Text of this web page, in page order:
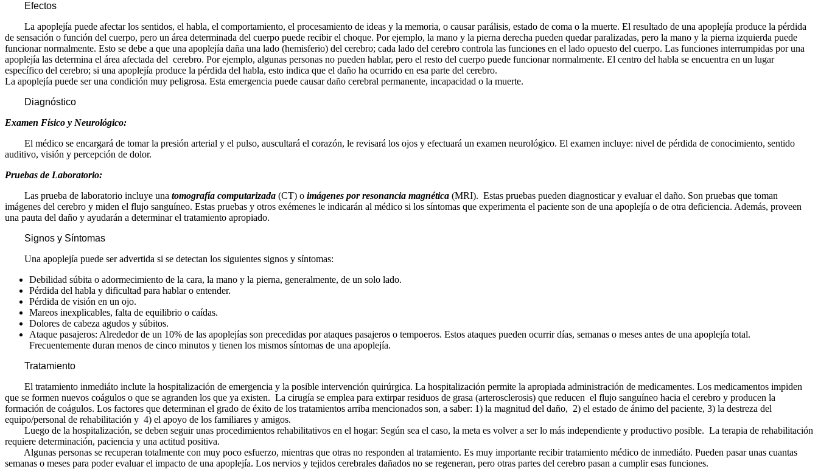
Efectos
La apoplejía puede afectar los sentidos, el habla, el comportamiento, el procesamiento de ideas y la memoria, o causar parálisis, estado de coma o la muerte. El resultado de una apoplejía produce la pérdida
de sensación o función del cuerpo, pero un área determinada del cuerpo puede recibir el choque. Por ejemplo, la mano y la pierna derecha pueden quedar paralizadas, pero la mano y la pierna izquierda puede
funcionar normalmente. Esto se debe a que una apoplejía daña una lado (hemisferio) del cerebro; cada lado del cerebro controla las funciones en el lado opuesto del cuerpo. Las funciones interrumpidas por una
apoplejía las determina el área afectada del cerebro. Por ejemplo, algunas personas no pueden hablar, pero el resto del cuerpo puede funcionar normalmente. El centro del habla se encuentra en un lugar
específico del cerebro; si una apoplejía produce la pérdida del habla, esto indica que el daño ha ocurrido en esa parte del cerebro.
La apoplejía puede ser una condición muy peligrosa. Esta emergencia puede causar daño cerebral permanente, incapacidad o la muerte.
Diagnóstico
Examen Físico y Neurológico:
El médico se encargará de tomar la presión arterial y el pulso, auscultará el corazón, le revisará los ojos y efectuará un examen neurológico. El examen incluye: nivel de pérdida de conocimiento, sentido
auditivo, visión y percepción de dolor.
Pruebas de Laboratorio:
Las prueba de laboratorio incluye una tomografía computarizada (CT) o imágenes por resonancia magnética (MRI). Estas pruebas pueden diagnosticar y evaluar el daño. Son pruebas que toman
imágenes del cerebro y miden el flujo sanguíneo. Estas pruebas y otros exémenes le indicarán al médico si los síntomas que experimenta el paciente son de una apoplejía o de otra deficiencia. Además, proveen
una pauta del daño y ayudarán a determinar el tratamiento apropiado.
Signos y Síntomas
Una apoplejía puede ser advertida si se detectan los siguientes signos y síntomas:
Debilidad súbita o adormecimiento de la cara, la mano y la pierna, generalmente, de un solo lado.
Pérdida del habla y dificultad para hablar o entender.
Pérdida de visión en un ojo.
Mareos inexplicables, falta de equilibrio o caídas.
Dolores de cabeza agudos y súbitos.
Ataque pasajeros: Alrededor de un 10% de las apoplejías son precedidas por ataques pasajeros o tempoeros. Estos ataques pueden ocurrir días, semanas o meses antes de una apoplejía total.
Frecuentemente duran menos de cinco minutos y tienen los mismos síntomas de una apoplejía.
Tratamiento
El tratamiento inmediáto inclute la hospitalización de emergencia y la posible intervención quirúrgica. La hospitalización permite la apropiada administración de medicamentes. Los medicamentos impiden
que se formen nuevos coágulos o que se agranden los que ya existen. La cirugía se emplea para extirpar residuos de grasa (arterosclerosis) que reducen el flujo sanguíneo hacia el cerebro y producen la
formación de coágulos. Los factores que determinan el grado de éxito de los tratamientos arriba mencionados son, a saber: 1) la magnitud del daño, 2) el estado de ánimo del paciente, 3) la destreza del
equipo/personal de rehabilitación y 4) el apoyo de los familiares y amigos.
Luego de la hospitalización, se deben seguir unas procedimientos rehabilitativos en el hogar: Según sea el caso, la meta es volver a ser lo más independiente y productivo posible. La terapia de rehabilitación
requiere determinación, paciencia y una actitud positiva.
Algunas personas se recuperan totalmente con muy poco esfuerzo, mientras que otras no responden al tratamiento. Es muy importante recibir tratamiento médico de inmediáto. Pueden pasar unas cuantas
semanas o meses para poder evaluar el impacto de una apoplejía. Los nervios y tejidos cerebrales dañados no se regeneran, pero otras partes del cerebro pasan a cumplir esas funciones.